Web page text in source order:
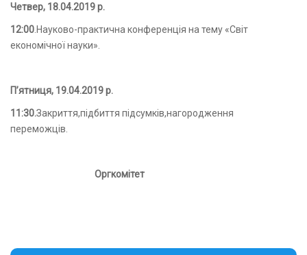
Четвер, 18.04.2019 р.
12:00 .Науково-практична конференція на тему «Світ
економічної науки».
П’ятниця, 19.04.2019 р.
11:30.Закриття,підбиття підсумків,нагородження
переможців.
Оргкомітет